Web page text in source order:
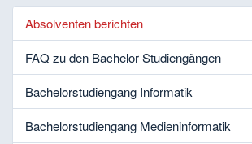
Absolventen berichten
FAQ zu den Bachelor Studiengängen
Bachelorstudiengang Informatik
Bachelorstudiengang Medieninformatik